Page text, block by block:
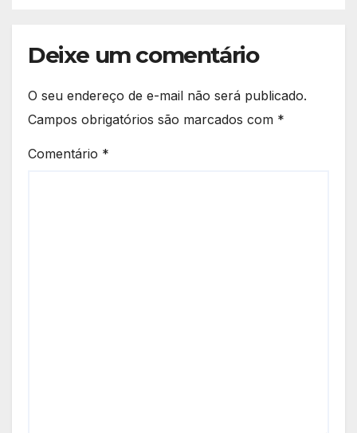
Deixe um comentário
O seu endereço de e-mail não será publicado.
Campos obrigatórios são marcados com *
Comentário *